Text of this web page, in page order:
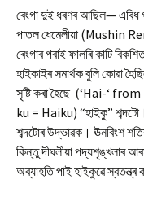
ৰেংগা দুই ধৰণৰ আছিল—
পাতল ধেমেলীয়া (Mushin
ৰেংগাৰ পৰাই ফালৰি কাটি
হাইকাইৰ সমাৰ্থক বুলি কোৱা
সৃষ্টি কৰা হৈছে (‘Hai-‘
ku = Haiku) “হাইকু”
শব্দটোৰ উদ্ভাৱক। ঊনবিংশ
কিন্তু দীঘলীয়া পদ্যশৃঙ্খলাৰ
অব্যাহতি পাই হাইকুৱে স্বতন্ত্ৰ